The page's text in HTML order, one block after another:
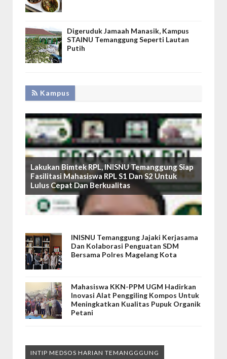
Digeruduk Jamaah Manasik, Kampus
STAINU Temanggung Seperti Lautan
Putih
Kampus
Lakukan Bimtek RPL, INISNU Temanggung Siap
Fasilitasi Mahasiswa RPL S1 Dan S2 Untuk
Lulus Cepat Dan Berkualitas
INISNU Temanggung Jajaki Kerjasama
Dan Kolaborasi Penguatan SDM
Bersama Polres Magelang Kota
Mahasiswa KKN-PPM UGM Hadirkan
Inovasi Alat Penggiling Kompos Untuk
Meningkatkan Kualitas Pupuk Organik
Petani
INTIP MEDSOS HARIAN TEMANGGGUNG